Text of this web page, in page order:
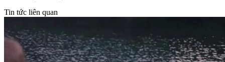
Tin tức liên quan